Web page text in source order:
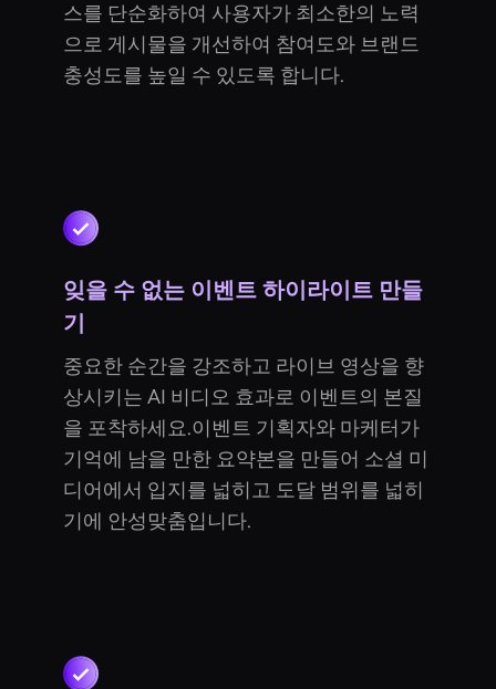
스를 단순화하여 사용자가 최소한의 노력
으로 게시물을 개선하여 참여도와 브랜드
충성도를 높일 수 있도록 합니다.
잊을 수 없는 이벤트 하이라이트 만들
기
중요한 순간을 강조하고 라이브 영상을 향
상시키는 AI 비디오 효과로 이벤트의 본질
을 포착하세요.이벤트 기획자와 마케터가
기억에 남을 만한 요약본을 만들어 소셜 미
디어에서 입지를 넓히고 도달 범위를 넓히
기에 안성맞춤입니다.